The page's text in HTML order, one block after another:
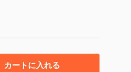
カートに入れる